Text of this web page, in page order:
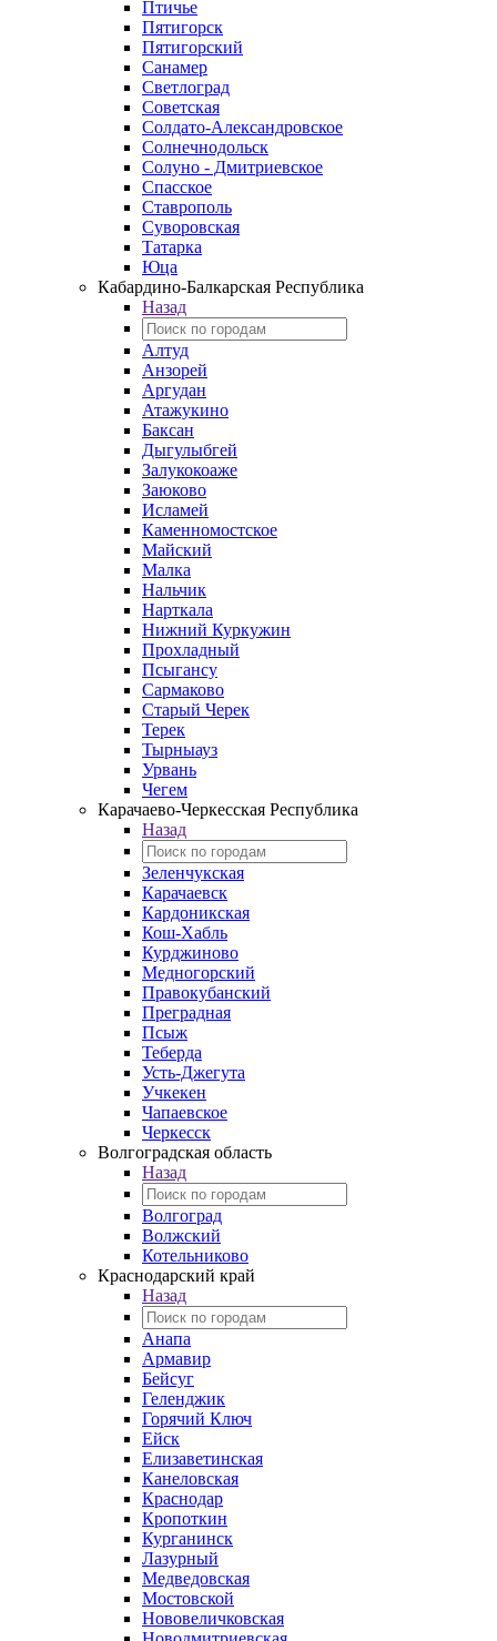
Птичье
Пятигорск
Пятигорский
Санамер
Светлоград
Советская
Солдато-Александровское
Солнечнодольск
Солуно - Дмитриевское
Спасское
Ставрополь
Суворовская
Татарка
Юца
Кабардино‑Балкарская Республика
Назад
Алтуд
Анзорей
Аргудан
Атажукино
Баксан
Дыгулыбгей
Залукокоаже
Заюково
Исламей
Каменномостское
Майский
Малка
Нальчик
Нарткала
Нижний Куркужин
Прохладный
Псыгансу
Сармаково
Старый Черек
Терек
Тырныауз
Урвань
Чегем
Карачаево-Черкесская Республика
Назад
Зеленчукская
Карачаевск
Кардоникская
Кош-Хабль
Курджиново
Медногорский
Правокубанский
Преградная
Псыж
Теберда
Усть-Джегута
Учкекен
Чапаевское
Черкесск
Волгоградская область
Назад
Волгоград
Волжский
Котельниково
Краснодарский край
Назад
Анапа
Армавир
Бейсуг
Геленджик
Горячий Ключ
Ейск
Елизаветинская
Канеловская
Краснодар
Кропоткин
Курганинск
Лазурный
Медведовская
Мостовской
Нововеличковская